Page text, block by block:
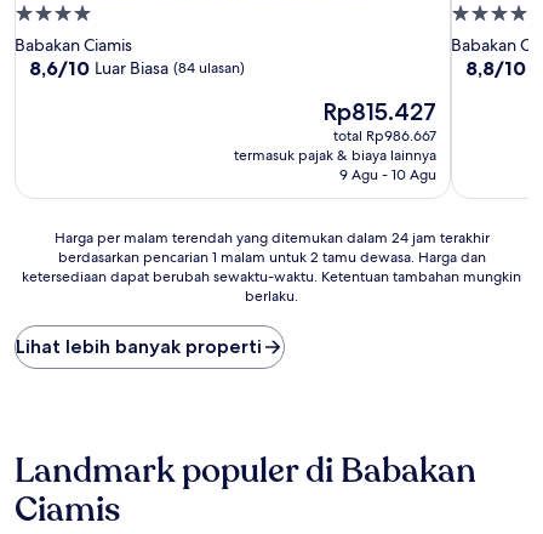
Properti
bintang
4.0
Babakan Ciamis
8.6
ulasan)
8,6/10 Luar Biasa (84 ulasan)
Harga
sekarang
Rp815.427
Rp815.427
total Rp986.667
termasuk pajak & biaya lainnya
9 Agu - 10 Agu
Properti
bintang
4.0
Babakan
8.8
ulasan)
8,8/10
Harga
malam
yang
ditemukan
dalam
berdasarkan
pencarian
1
malam
Harga per malam terendah yang ditemukan dalam 24 jam terakhir
berdasarkan pencarian 1 malam untuk 2 tamu dewasa. Harga dan
ketersediaan dapat berubah sewaktu-waktu. Ketentuan tambahan mungkin
berlaku.
Lihat lebih banyak properti
Landmark populer di Babakan
Ciamis